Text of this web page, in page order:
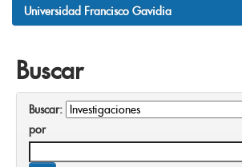
Universidad Francisco Gavidia
Buscar
Buscar:
por